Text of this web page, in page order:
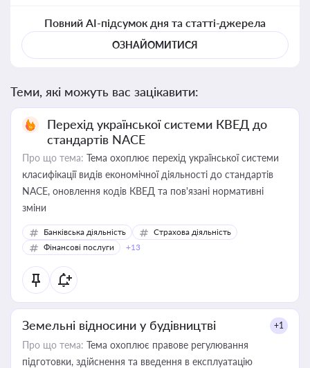
Повний AI-підсумок дня та статті-джерела
ОЗНАЙОМИТИСЯ
Теми, які можуть вас зацікавити:
Перехід української системи КВЕД до
стандартів NACE
Про що тема: Тема охоплює перехід української системи
класифікації видів економічної діяльності до стандартів
NACE, оновлення кодів КВЕД та пов'язані нормативні
зміни
Банківська діяльність
Страхова діяльність
Фінансові послуги
+13
Земельні відносини у будівництві +1
Про що тема: Тема охоплює правове регулювання
підготовки, здійснення та введення в експлуатацію